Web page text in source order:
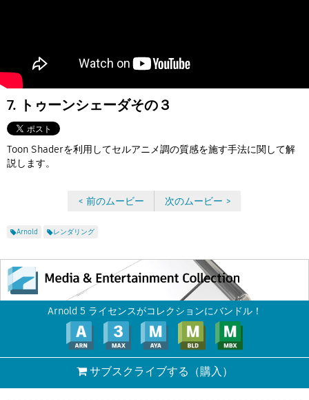
3DCGとは
建築・製造
Flow Production Tracking（旧ShotGrid）
7. トゥーンシェーダその３
Toon Shaderを利用してセルアニメ調の質感を施す手法に関して解
説します。
< 前のムービー 次のムービー >
Arnold レンダリング
Arnold 5 ライセンスがコレクションにバンドル！
サブスクライブする （購入）